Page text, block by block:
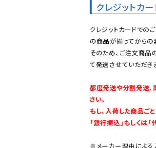
クレジットカ
クレジットカードでの
の商品が揃ってからの
そのため、ご注文商
て発送させていただき
都度発送や分割発送、
さい。
もし、入荷した商品ご
「銀行振込」もしくは
※メーカー理由による